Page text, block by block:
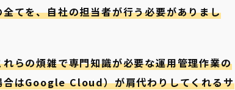
てを、自社の担当者が行う必要がありまし
らの煩雑で専門知識が必要な運用管理作業の
合はGoogle Cloud）が肩代わりしてくれるサ